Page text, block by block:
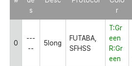
s
r
0
---
--
5long
FUTABA,
SFHSS
T:Gr
een
R:Gr
een